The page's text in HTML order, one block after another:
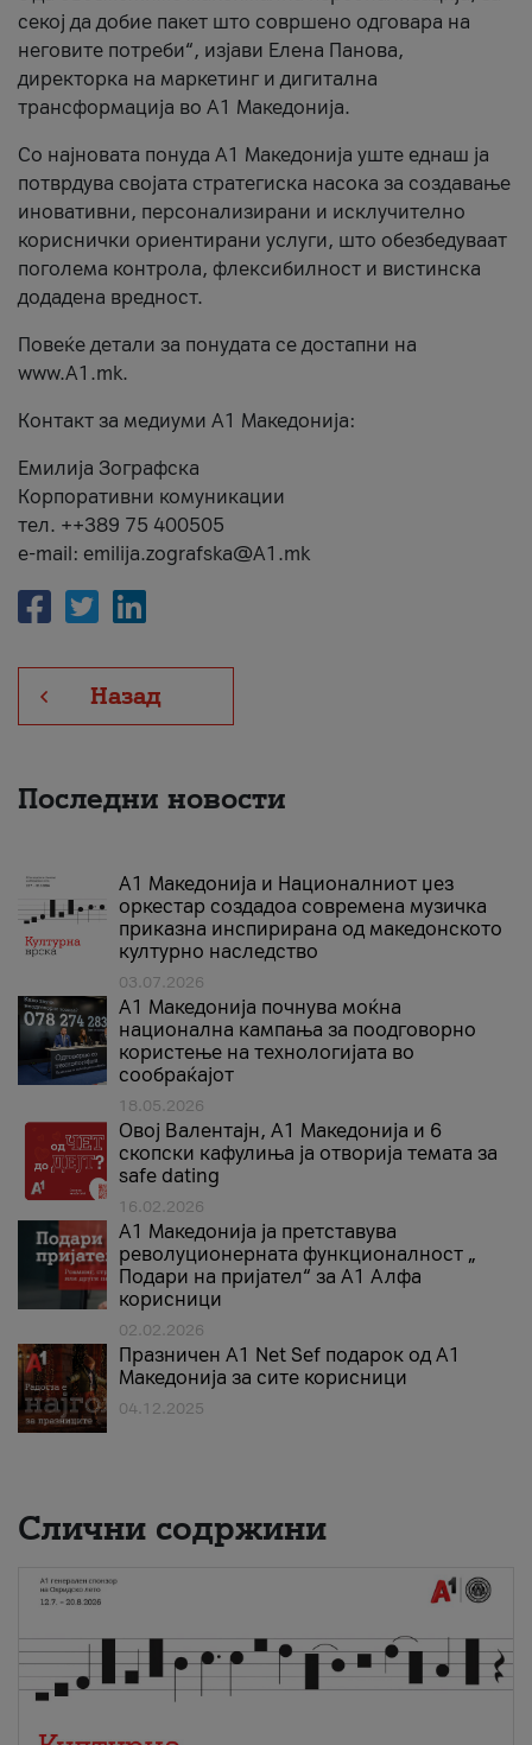
секој да добие пакет што совршено одговара на
неговите потреби“, изјави Елена Панова,
директорка на маркетинг и дигитална
трансформација во А1 Македонија.
Со најновата понуда А1 Македонија уште еднаш ја
потврдува својата стратегиска насока за создавање
иновативни, персонализирани и исклучително
кориснички ориентирани услуги, што обезбедуваат
поголема контрола, флексибилност и вистинска
додадена вредност.
Повеќе детали за понудата се достапни на
www.А1.mk.
Контакт за медиуми А1 Македонија:
Емилија Зографска
Корпоративни комуникации
тел. ++389 75 400505
e-mail: emilija.zografska@A1.mk
Назад
Последни новости
А1 Македонија и Националниот џез
оркестар создадоа современа музичка
приказна инспирирана од македонското
културно наследство
03.07.2026
A1 Македонија почнува моќна
национална кампања за поодговорно
користење на технологијата во
сообраќајот
18.05.2026
Овој Валентајн, A1 Македонија и 6
скопски кафулиња ја отворија темата за
safe dating
16.02.2026
А1 Македонија ја претставува
револуционерната функционалност „
Подари на пријател“ за А1 Алфа
корисници
02.02.2026
Празничен A1 Net Sеf подарок од А1
Македонија за сите корисници
04.12.2025
Слични содржини